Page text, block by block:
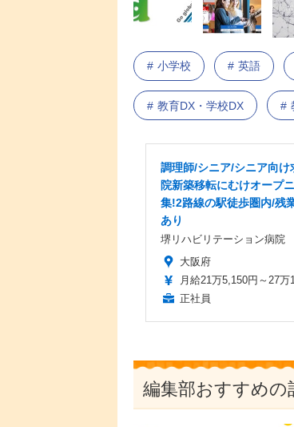
小学校 英語
教育DX・学校DX
調理師/シニア/シニア向
院新築移転にむけオープ
集!2路線の駅徒歩圏内/残
あり
堺リハビリテーション病院
大阪府
月給21万5,150円～27万
正社員
編集部おすすめの